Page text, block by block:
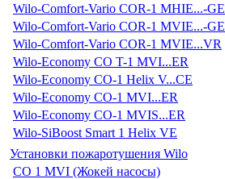
Wilo-Comfort-Vario COR-1 MHIE...-GE
Wilo-Comfort-Vario COR-1 MVIE...-GE
Wilo-Comfort-Vario COR-1 MVIE...VR
Wilo-Economy CO T-1 MVI...ER
Wilo-Economy CO-1 Helix V...CE
Wilo-Economy CO-1 MVI...ER
Wilo-Economy CO-1 MVIS...ER
Wilo-SiBoost Smart 1 Helix VE
Установки пожаротушения Wilo
CO 1 MVI (Жокей насосы)